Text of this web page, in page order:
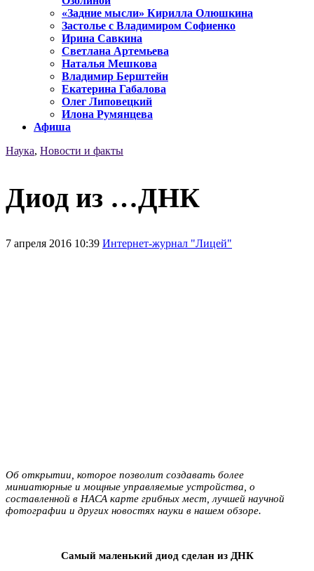
«Задние мысли» Кирилла Олюшкина
Застолье с Владимиром Софиенко
Ирина Савкина
Светлана Артемьева
Наталья Мешкова
Владимир Берштейн
Екатерина Габалова
Олег Липовецкий
Илона Румянцева
Афиша
Наука, Новости и факты
Диод из …ДНК
7 апреля 2016 10:39 Интернет-журнал "Лицей"
Об открытии, которое позволит создавать более
миниатюрные и мощные управляемые устройства, о
составленной в НАСА карте грибных мест, лучшей научной
фотографии и других новостях науки в нашем обзоре.
Самый маленький диод сделан из ДНК